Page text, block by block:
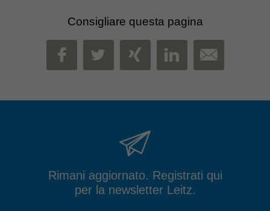
Consigliare questa pagina
FACEBOOK
TWITTER
XINGLINKEDIN
MAIL
Rimani aggiornato. Registrati qui
per la newsletter Leitz.